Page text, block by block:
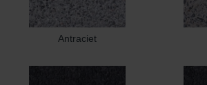
Antraciet